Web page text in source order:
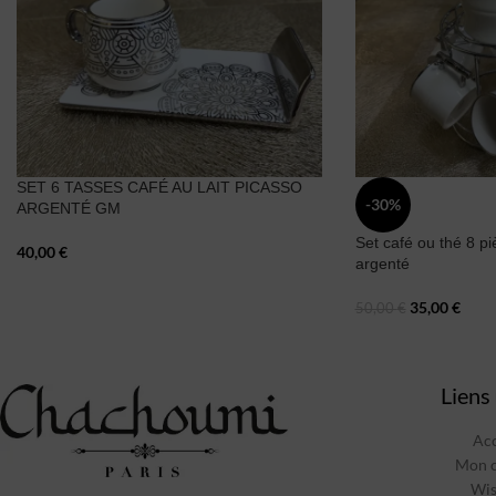
SET 6 TASSES CAFÉ AU LAIT PICASSO
ARGENTÉ GM
40,00€
-30%
Set café ou thé 8
argenté
35,00€
Mon